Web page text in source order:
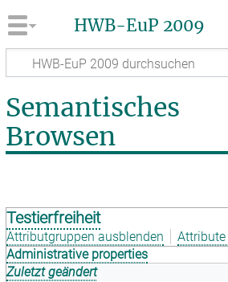
HWB-EuP 2009
Semantisches
Browsen
Testierfreiheit
Attributgruppen ausblenden
Administrative properties
Zuletzt geändert